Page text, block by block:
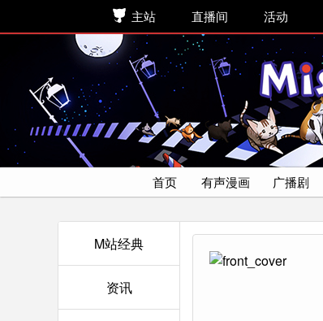
主站 直播间 活动
首页 有声漫画 广播剧
M站经典
资讯